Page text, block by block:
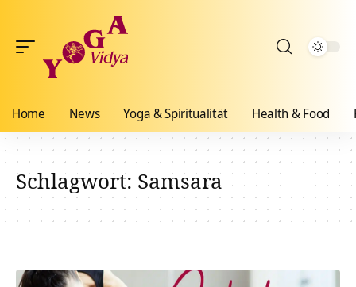
Home News Yoga & Spiritualität Health & Food
Schlagwort:Samsara